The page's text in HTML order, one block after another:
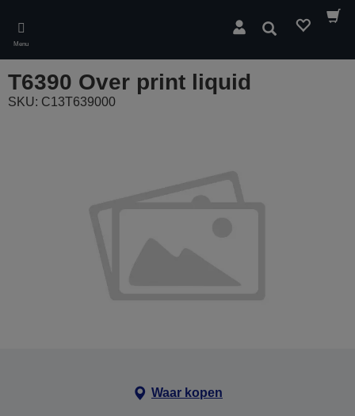
main
content
Menu
Zoeken
T6390 Over print liquid
SKU: C13T639000
Waar kopen